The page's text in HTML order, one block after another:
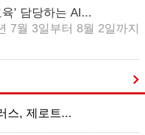
’ 담당하는 AI...
7월 3일부터 8월 2일까지
스, 제로트...